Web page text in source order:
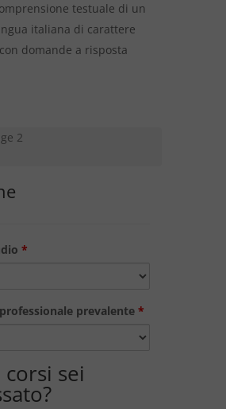
testuale di un
italiana di carattere
domande a risposta
2
*
prevalente *
sei